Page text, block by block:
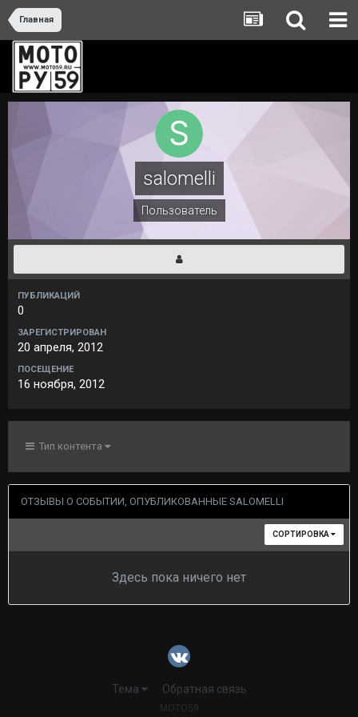
Главная
salomelli
Пользователь
ПУБЛИКАЦИЙ
0
ЗАРЕГИСТРИРОВАН
20 апреля, 2012
ПОСЕЩЕНИЕ
16 ноября, 2012
Тип контента
ОТЗЫВЫ О СОБЫТИИ, ОПУБЛИКОВАННЫЕ SALOMELLI
СОРТИРОВКА
Здесь пока ничего нет
Тема Обратная связь
MOTO59